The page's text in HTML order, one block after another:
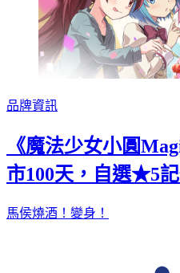
品牌資訊
《魔法少女小圓
市100天，自選★5
馬侯燒酒！變身！